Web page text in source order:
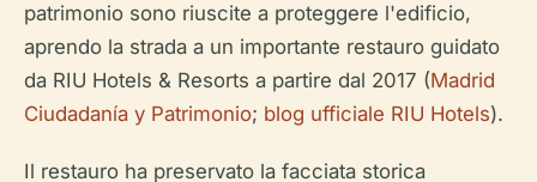
patrimonio sono riuscite a proteggere l'edificio,
aprendo la strada a un importante restauro guidato
da RIU Hotels & Resorts a partire dal 2017 (Madrid
Ciudadanía y Patrimonio; blog ufficiale RIU Hotels).
Il restauro ha preservato la facciata storica